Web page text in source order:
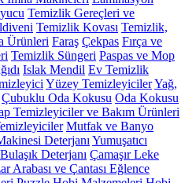
Temizlik Gereçleri ve
Temizlik Kovası Temizlik,
Ürünleri Faraş Çekpas Fırça ve
Temizlik Süngeri Paspas ve Mop
Islak Mendil Ev Temizlik
Yüzey TemizleyicilerYağ,
Çubuklu Oda Kokusu Oda Kokusu
Temizleyiciler ve Bakım Ürünleri
Mutfak ve Banyo
Deterjanı Yumuşatıcı
Deterjanı Çamaşır Leke
Arabası ve Çantası Eğlence